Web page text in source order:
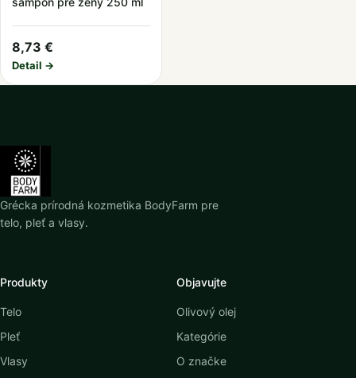
8,73 €
Detail →
Grécka prírodná kozmetika BodyFarm pre
telo, pleť a vlasy.
Produkty
Telo
Pleť
Vlasy
Objavujte
Olivový olej
Kategórie
O značke